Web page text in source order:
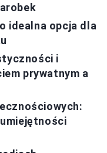
idealna opcja dla
i
prywatnym a